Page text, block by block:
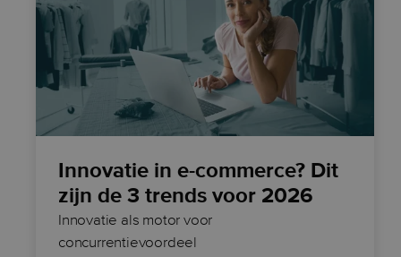
Innovatie in e-commerce? Dit
zijn de 3 trends voor 2026
Innovatie als motor voor
concurrentievoordeel